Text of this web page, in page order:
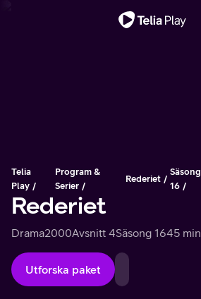
Telia
Play
Program &
Serier
Rederiet
Säsong
16
Rederiet
Drama2000Avsnitt 4Säsong 1645 min
Utforska paket